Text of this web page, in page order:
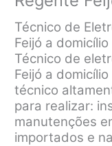
Técnico de
Feijó a
Técnico de
Feijó a
técnico
para realizar:
manutenções
importados e